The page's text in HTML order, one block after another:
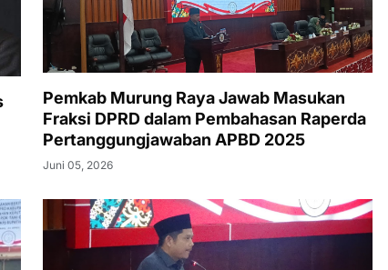
Pemkab Murung Raya Jawab Masukan
Fraksi DPRD dalam Pembahasan Raperda
Pertanggungjawaban APBD 2025
Juni 05, 2026